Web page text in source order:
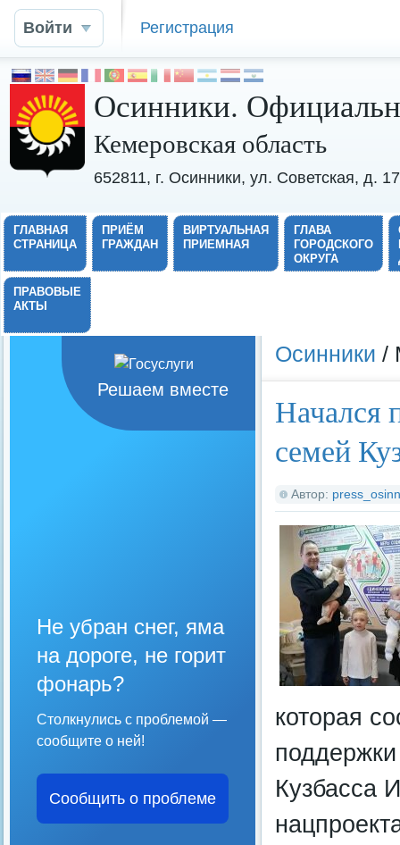
Войти Регистрация
Осинники.
Кемеровская область
652811, г. Осинники, ул. Советская, д.
ГЛАВНАЯ
СТРАНИЦА
ПРИЁМ
ГРАЖДАН
ВИРТУАЛЬНАЯ
ПРИЕМНАЯ
ГЛАВА
ГОРОДСКОГО
ОКРУГА
ПРАВОВЫЕ
АКТЫ
Осинники /
Начался
семей
Автор:
которая
Кузбасса
Решаем вместе
Не убран снег, яма
на дороге, не горит
фонарь?
Столкнулись с проблемой —
сообщите о ней!
Сообщить о проблеме